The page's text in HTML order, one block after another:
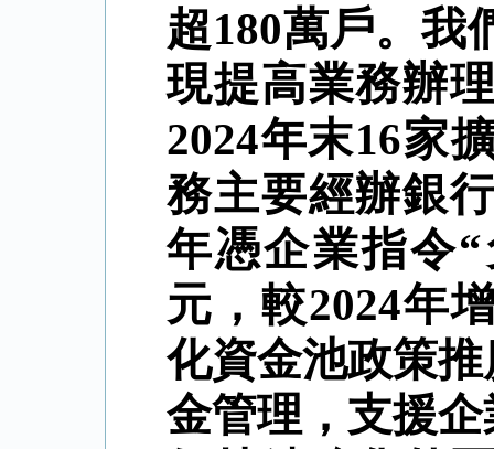
超180萬戶。我
現提高業務辦
2024年末16家
務主要經辦銀
年憑企業指令“
元，較2024年
化資金池政策
金管理，支援